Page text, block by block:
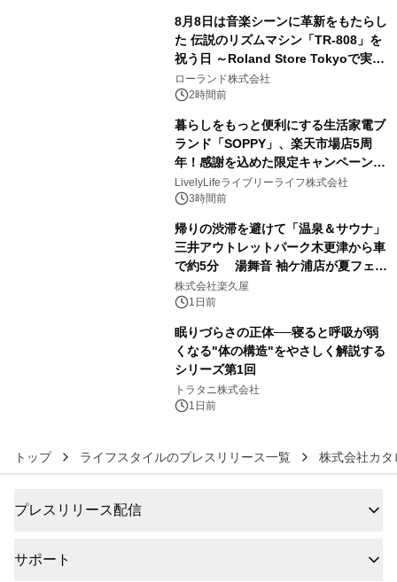
8月8日は音楽シーンに革新をもたらし
た 伝説のリズムマシン「TR-808」を
祝う日 ～Roland Store Tokyoで実機
を展示しての 記念キャンペーンを開
催 英国ラジオ「NTS」の 特別プログ
アーティストを フィーチャーしたアニ
メーションを公開～
ローランド株式会社
2時間前
暮らしをもっと便利にする生活家電ブ
ランド「SOPPY」、楽天市場店5周
年！感謝を込めた限定キャンペーンを
8月10日より開催
LivelyLifeライブリーライフ株式会社
3時間前
帰りの渋滞を避けて「温泉＆サウナ」
三井アウトレットパーク木更津から車
で約5分 湯舞音 袖ケ浦店が夏フェア
メニューを提供
株式会社楽久屋
1日前
眠りづらさの正体──寝ると呼吸が弱
くなる"体の構造"をやさしく解説する
シリーズ第1回
トラタニ株式会社
1日前
トップ ライフスタイルのプレスリリース一覧 株式会社カタ
プレスリリース配信
サポート